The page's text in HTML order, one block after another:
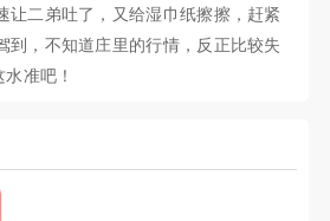
让二弟吐了，又给湿巾纸擦擦，赶紧
到，不知道庄里的行情，反正比较失
准吧！